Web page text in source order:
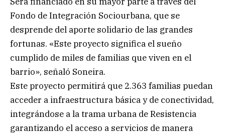
Fondo de Integración Sociourbana, que se
desprende del aporte solidario de las grandes
fortunas. «Este proyecto significa el sueño
cumplido de miles de familias que viven en el
barrio», señaló Soneira.
Este proyecto permitirá que 2.363 familias puedan
acceder a infraestructura básica y de conectividad,
integrándose a la trama urbana de Resistencia
garantizando el acceso a servicios de manera